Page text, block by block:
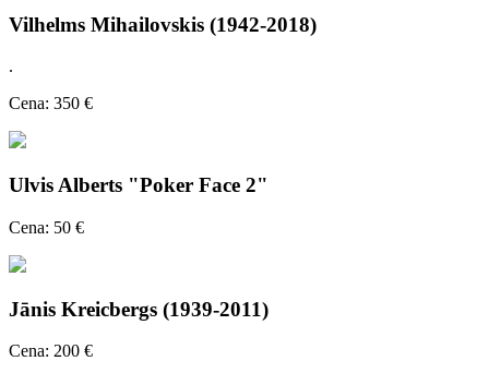
Vilhelms Mihailovskis (1942-2018)
.
Cena: 350 €
Ulvis Alberts "Poker Face 2"
Cena: 50 €
Jānis Kreicbergs (1939-2011)
Cena: 200 €